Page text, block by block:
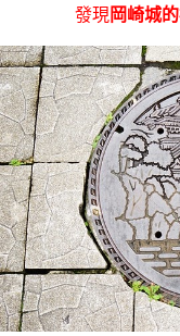
發現 岡崎城